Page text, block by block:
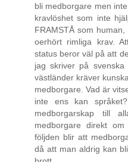
bli medborgare men
kravlöshet som inte
FRAMSTÅ som
oerhört rimliga krav.
status beror väl på att
jag skriver på
västländer kräver
medborgare. Vad är
inte ens kan
medborgarskap till
medborgare direkt
följden blir att
då att man aldrig kan